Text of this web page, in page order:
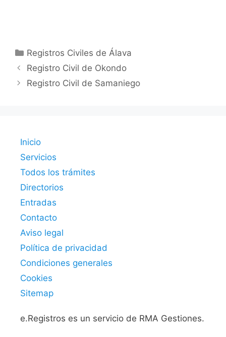
Categorías
Registros Civiles de Álava
Registro Civil de Okondo
Registro Civil de Samaniego
Inicio
Servicios
Todos los trámites
Directorios
Entradas
Contacto
Aviso legal
Política de privacidad
Condiciones generales
Cookies
Sitemap
e.Registros es un servicio de RMA Gestiones.